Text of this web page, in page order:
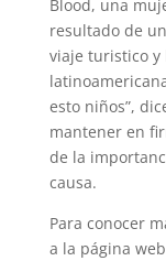
Blood, una
resultado de
viaje turistico y
esto niños”,
mantener en
de la
causa.
Para conocer
a la página